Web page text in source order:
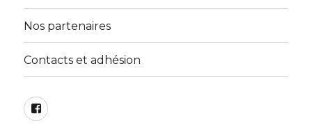
Nos partenaires
Contacts et adhésion
Facebook